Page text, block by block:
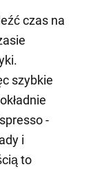
czas na
szybkie
-
i
to